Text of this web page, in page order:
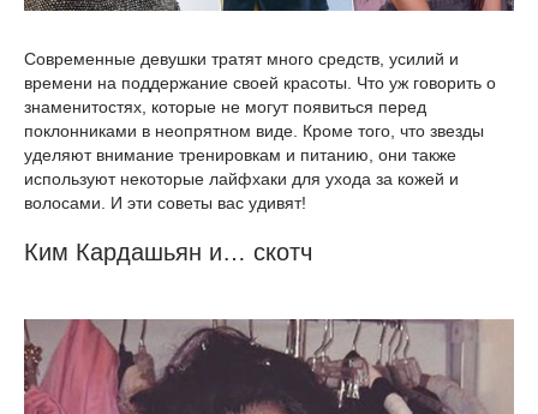
Современные девушки тратят много средств, усилий и
времени на поддержание своей красоты. Что уж говорить о
знаменитостях, которые не могут появиться перед
поклонниками в неопрятном виде. Кроме того, что звезды
уделяют внимание тренировкам и питанию, они также
используют некоторые лайфхаки для ухода за кожей и
волосами. И эти советы вас удивят!
Ким Кардашьян и… скотч